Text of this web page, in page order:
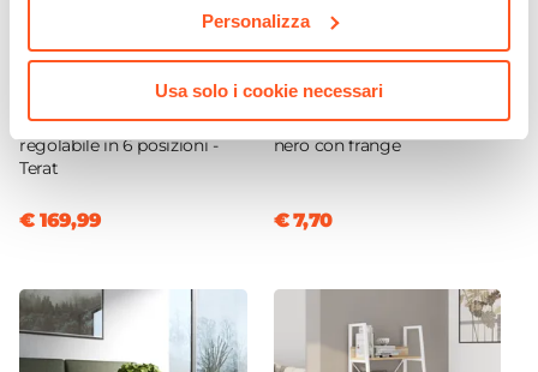
Personalizza
Usa solo i cookie necessari
CODICE:TRT-TR
Divano letto in velluto
tortora con schienale
regolabile in 6 posizioni -
Terat
€ 169,99
CODICE:TPT-6NN
Tappeto 60x90 cm in
cotone e juta naturale e
nero con frange
€ 7,70